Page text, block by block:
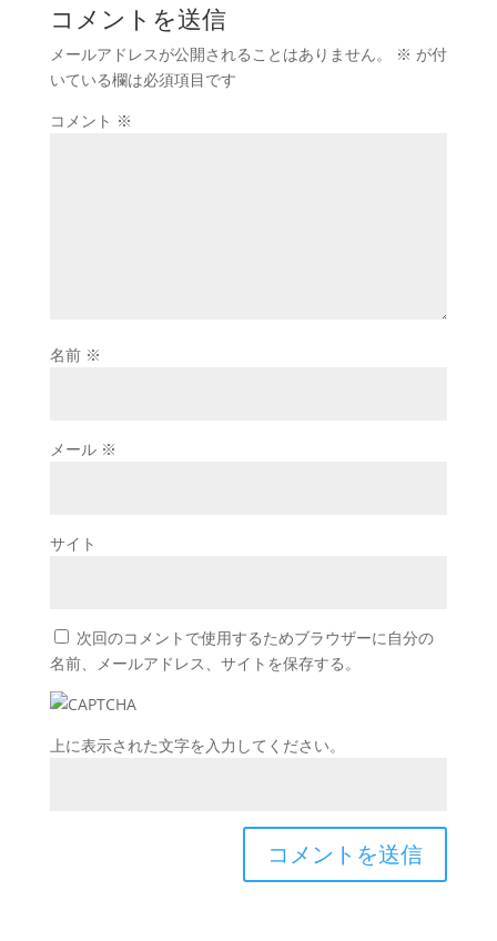
コメントを送信
メールアドレスが公開されることはありません。 ※ が付
いている欄は必須項目です
コメント ※
名前 ※
メール ※
サイト
次回のコメントで使用するためブラウザーに自分の
名前、メールアドレス、サイトを保存する。
上に表示された文字を入力してください。